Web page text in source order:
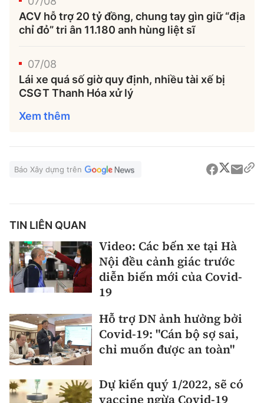
ACV hỗ trợ 20 tỷ đồng, chung tay gìn giữ “địa
chỉ đỏ” tri ân 11.180 anh hùng liệt sĩ
07/08
Lái xe quá số giờ quy định, nhiều tài xế bị
CSGT Thanh Hóa xử lý
Xem thêm
Báo Xây dựng trên
TIN LIÊN QUAN
Video: Các bến xe tại Hà
Nội đều cảnh giác trước
diễn biến mới của Covid-
19
Hỗ trợ DN ảnh hưởng bởi
Covid-19: "Cán bộ sợ sai,
chỉ muốn được an toàn"
Dự kiến quý 1/2022, sẽ có